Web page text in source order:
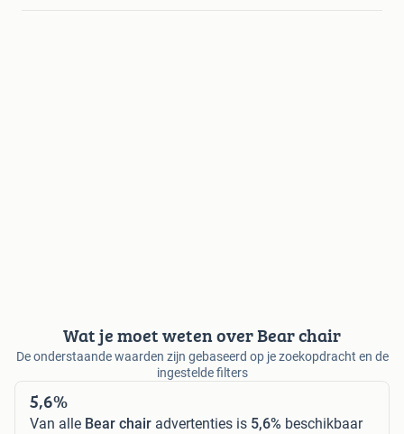
Wat je moet weten over Bear chair
De onderstaande waarden zijn gebaseerd op je zoekopdracht en de
ingestelde filters
5,6%
Van alle Bear chair advertenties is 5,6% beschikbaar